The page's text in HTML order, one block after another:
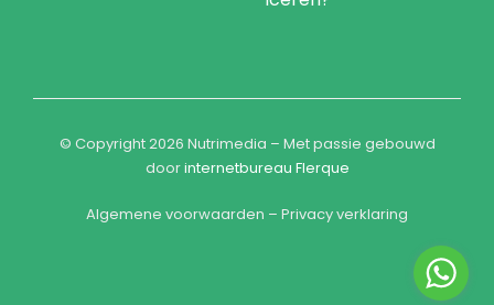
© Copyright 2026 Nutrimedia – Met passie gebouwd
doorinternetbureau Flerque
Algemene voorwaarden – Privacy verklaring